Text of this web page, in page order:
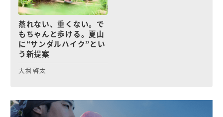
蒸れない、重くない。で
もちゃんと歩ける。夏山
に“サンダルハイク”とい
う新提案
大堀 啓太